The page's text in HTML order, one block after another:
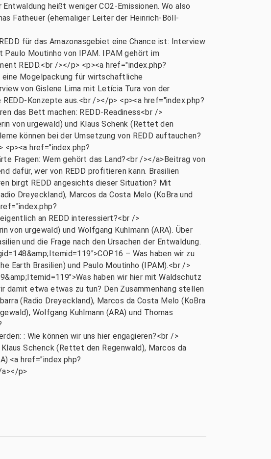
heißt weniger CO2-Emissionen. Wo also
Fatheuer (ehemaliger Leiter der Heinrich-Böll-
für das Amazonasgebiet eine Chance ist: Interview
Moutinho von IPAM. IPAM gehört im
REDD.<br /></p> <p><a href="index.php?
eine Mogelpackung für wirtschaftliche
von Gislene Lima mit Letícia Tura von der
Konzepte aus.<br /></p> <p><a href="index.php?
das Bett machen: REDD-Readiness<br />
von urgewald) und Klaus Schenk (Rettet den
können bei der Umsetzung von REDD auftauchen?
<p><a href="index.php?
Fragen: Wem gehört das Land?<br /></a>Beitrag von
dafür, wer von REDD profitieren kann. Brasilien
birgt REDD angesichts dieser Situation? Mit
Dreyeckland), Marcos da Costa Melo (KoBra und
an REDD interessiert?<br />
urgewald) und Wolfgang Kuhlmann (ARA). Über
und die Frage nach den Ursachen der Entwaldung.
– Was haben wir zu
Earth Brasilien) und Paulo Moutinho (IPAM).<br />
haben wir hier mit Waldschutz
damit etwa etwas zu tun? Den Zusammenhang stellen
(Radio Dreyeckland), Marcos da Costa Melo (KoBra
Wolfgang Kuhlmann (ARA) und Thomas
: Wie können wir uns hier engagieren?<br />
Schenck (Rettet den Regenwald), Marcos da
href="index.php?
p>